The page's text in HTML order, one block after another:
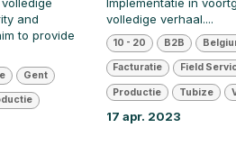
and
to provide
Gent
Implementatie in
volledige verhaal....
10 - 20 B2B
Facturatie Field
Productie Tubize
17 apr. 2023